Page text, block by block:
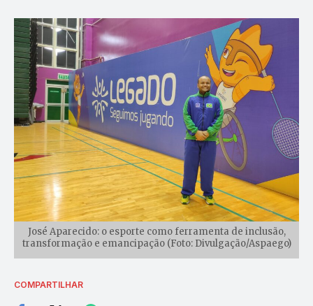
José Aparecido: o esporte como ferramenta de inclusão,
transformação e emancipação (Foto: Divulgação/Aspaego)
COMPARTILHAR